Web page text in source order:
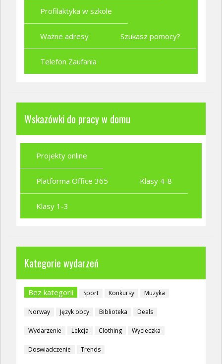
Profilaktyka w szkole
Ważne adresy Szukasz pomocy?
Telefon Zaufania
Wskazówki do pracy w domu
Projekty online
Platforma Office 365 Klasy 4-8
Klasy 1-3
Kategorie wydarzeń
Bez kategorii Sport Konkursy Muzyka
Norway Język obcy Biblioteka Deals
Wydarzenie Lekcja Clothing Wycieczka
Doswiadczenie Trends